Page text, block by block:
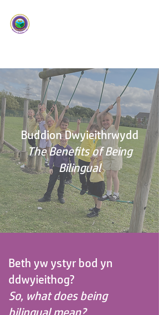
Buddion Dwyieithrwydd
The Benefits of Being
Bilingual
Beth yw ystyr bod yn
ddwyieithog?
So, what does being